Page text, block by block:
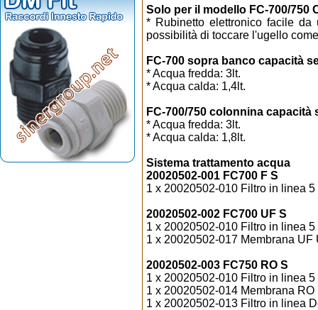
Solo per il modello FC-700/750
* Rubinetto elettronico facile
possibilità di toccare l'ugello
FC-700 sopra banco capacità
* Acqua fredda: 3lt.
* Acqua calda: 1,4lt.
FC-700/750 colonnina capacità
* Acqua fredda: 3lt.
* Acqua calda: 1,8lt.
Sistema trattamento acqua
20020502-001 FC700 F S
1 x 20020502-010 Filtro in linea
20020502-002 FC700 UF S
1 x 20020502-010 Filtro in linea
1 x 20020502-017 Membrana UF
20020502-003 FC750 RO S
1 x 20020502-010 Filtro in linea
1 x 20020502-014 Membrana
1 x 20020502-013 Filtro in linea